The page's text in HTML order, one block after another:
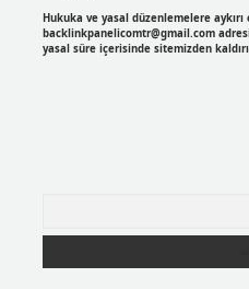
Hukuka ve yasal düzenlemelere
backlinkpanelicomtr@gmail.com
yasal süre içerisinde sitemizden